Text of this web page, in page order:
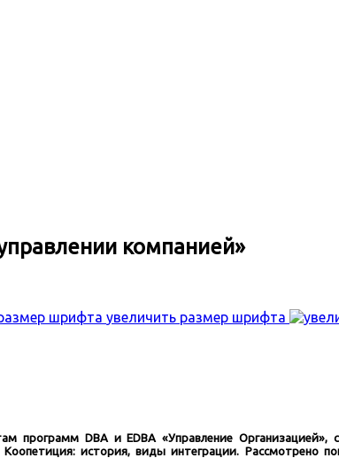
компанией»
увеличить размер шрифта
программ DBA и EDBA «Управление
история, виды интеграции. Рассмотрено